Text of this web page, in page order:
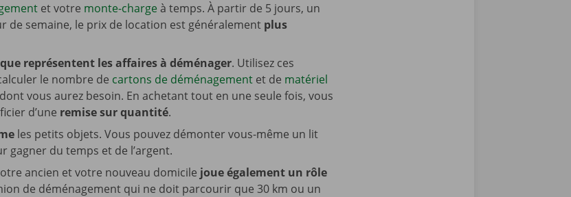
et votre monte-charge à temps. À partir de 5 jours, un
de semaine, le prix de location est généralement plus
représentent les affaires à déménager. Utilisez ces
le nombre de cartons de déménagementet de matériel
vous aurez besoin. En achetant tout en une seule fois, vous
d’une remise sur quantité.
les petits objets. Vous pouvez démonter vous-même un lit
gagner du temps et de l’argent.
ancien et votre nouveau domicile joue également un rôle
de déménagement qui ne doit parcourir que 30 km ou un